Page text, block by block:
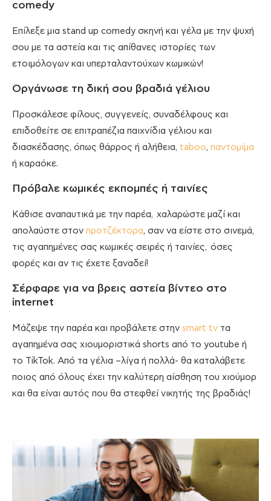
comedy
Επίλεξε μια stand up comedy σκηνή και γέλα με την ψυχή
σου με τα αστεία και τις απίθανες ιστορίες των
ετοιμόλογων και υπερταλαντούχων κωμικών!
Οργάνωσε τη δική σου βραδιά γέλιου
Προσκάλεσε φίλους, συγγενείς, συναδέλφους και
επιδοθείτε σε επιτραπέζια παιχνίδια γέλιου και
διασκέδασης, όπως θάρρος ή αλήθεια, taboo, παντομίμα
ή καραόκε.
Πρόβαλε κωμικές εκπομπές ή ταινίες
Κάθισε αναπαυτικά με την παρέα, χαλαρώστε μαζί και
απολαύστε στον προτζέκτορα, σαν να είστε στο σινεμά,
τις αγαπημένες σας κωμικές σειρές ή ταινίες, όσες
φορές και αν τις έχετε ξαναδεί!
Σέρφαρε για να βρεις αστεία βίντεο στο
internet
Μάζεψε την παρέα και προβάλετε στην smart tv τα
αγαπημένα σας χιουμοριστικά shorts από το youtube ή
το TikTok. Από τα γέλια –λίγα ή πολλά- θα καταλάβετε
ποιος από όλους έχει την καλύτερη αίσθηση του χιούμορ
και θα είναι αυτός που θα στεφθεί νικητής της βραδιάς!